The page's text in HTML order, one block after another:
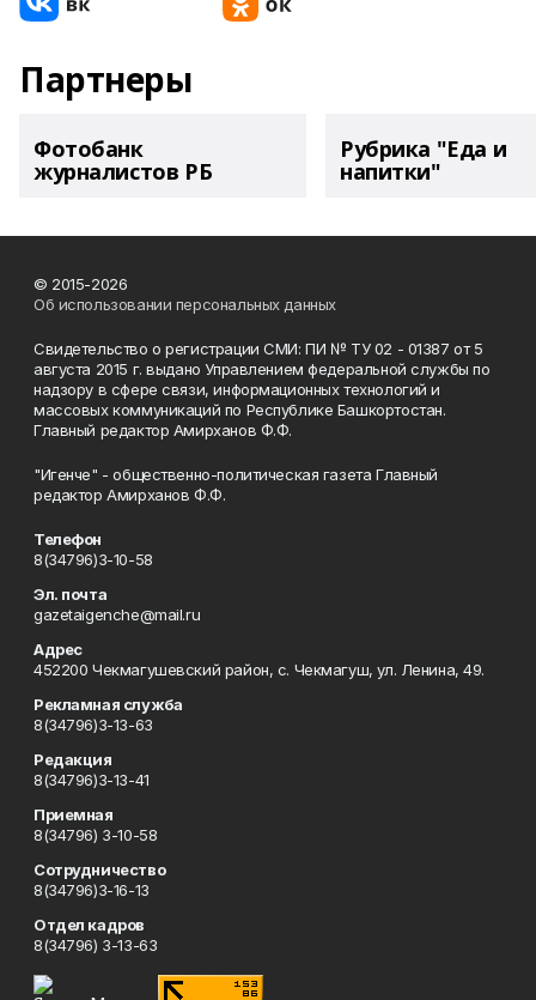
Партнеры
Фотобанк
журналистов РБ
Рубрика "Еда и
напитки"
© 2015-2026
Об использовании персональных данных
Свидетельство о регистрации СМИ: ПИ № ТУ 02 - 01387 от 5
августа 2015 г. выдано Управлением федеральной службы по
надзору в сфере связи, информационных технологий и
массовых коммуникаций по Республике Башкортостан.
Главный редактор Амирханов Ф.Ф.
"Игенче" - общественно-политическая газета Главный
редактор Амирханов Ф.Ф.
Телефон
8(34796)3-10-58
Эл. почта
gazetaigenche@mail.ru
Адрес
452200 Чекмагушевский район, с. Чекмагуш, ул. Ленина, 49.
Рекламная служба
8(34796)3-13-63
Редакция
8(34796)3-13-41
Приемная
8(34796) 3-10-58
Сотрудничество
8(34796)3-16-13
Отдел кадров
8(34796) 3-13-63